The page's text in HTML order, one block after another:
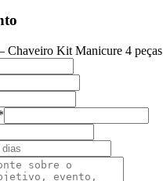
Chaveiro Kit Manicure 4 peças